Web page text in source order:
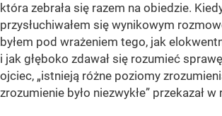
która zebrała się razem na obiedzie.
przysłuchiwałem się wynikowym
byłem pod wrażeniem tego, jak
i jak głęboko zdawał się rozumieć
ojciec, „istnieją różne poziomy
zrozumienie było niezwykłe” przekazał